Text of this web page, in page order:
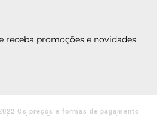
receba promoções e novidades
Os preços e formas de pagamento